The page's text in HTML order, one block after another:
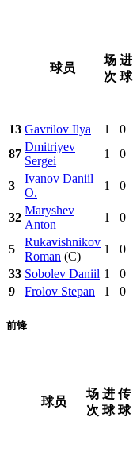
球员
场
次
进
球
13 Gavrilov Ilya 1 0
87
Dmitriyev
Sergei
1 0
3
Ivanov Daniil
O.
1 0
32
Maryshev
Anton
1 0
5
Rukavishnikov
Roman (C)
1 0
33 Sobolev Daniil 1 0
9
Frolov Stepan 1 0
前锋
球员
场
次
进
球
传
球